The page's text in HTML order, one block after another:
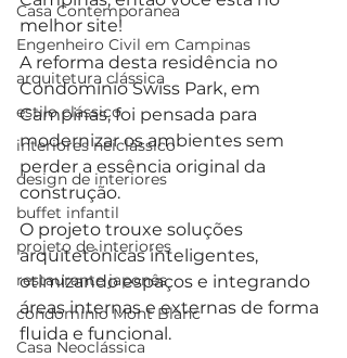
Casa Contemporanea
Engenheiro Civil em Campinas
arquitetura clássica
estilo clássico
interiores neiclássico
design de interiores
buffet infantil
projeto de interiores
restaurante japonês
condomínio Mont Blanc
Casa Neoclássica
melhor site!
A reforma desta residência no
Condomínio Swiss Park, em
Campinas, foi pensada para
modernizar os ambientes sem
perder a essência original da
construção.
O projeto trouxe soluções
arquitetônicas inteligentes,
otimizando espaços e integrando
áreas internas e externas de forma
fluida e funcional.